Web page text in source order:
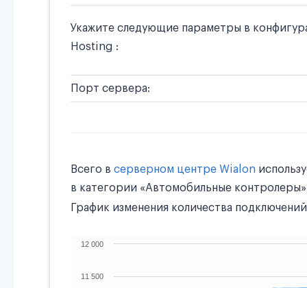
Укажите следующие параметры в
Hosting :
Порт сервера:
Всего в серверном центре Wialon
в категории «Автомобильные
График изменения количества